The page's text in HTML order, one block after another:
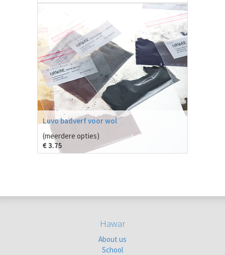
Luvo badverf voor wol
(meerdere opties)
€3.75
Hawar
About us
School